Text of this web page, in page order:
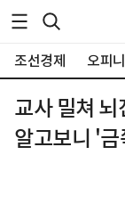
조선경제 오피
교사 밀쳐
알고보니 '